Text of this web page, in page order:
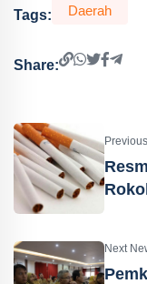
Tags: Daerah
Share:
Next